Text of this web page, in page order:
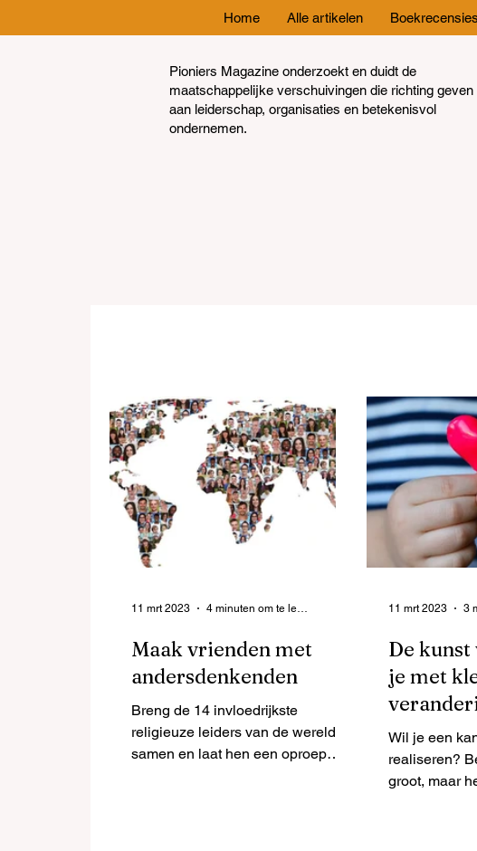
Home Alle artikelen Boekrecensies
Pioniers Magazine onderzoekt en duidt de
maatschappelijke verschuivingen die richting geven
aan leiderschap, organisaties en betekenisvol
ondernemen.
Maak vrienden met
andersdenkenden
Breng de 14 invloedrijkste
religieuze leiders van de wereld
samen en laat hen een oproep
11 mrt 2023 4 minuten om te lezen
De kunst
je met
groot
Wil je een
realiseren?
groot, maar
11 mrt 2023